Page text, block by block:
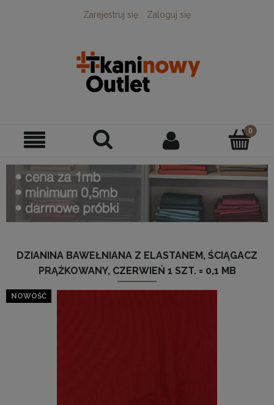
Zarejestruj się Zaloguj się
DZIANINA BAWEŁNIANA Z ELASTANEM, ŚCIĄGACZ
PRĄŻKOWANY, CZERWIEŃ 1 SZT. = 0,1 MB
NOWOŚĆ